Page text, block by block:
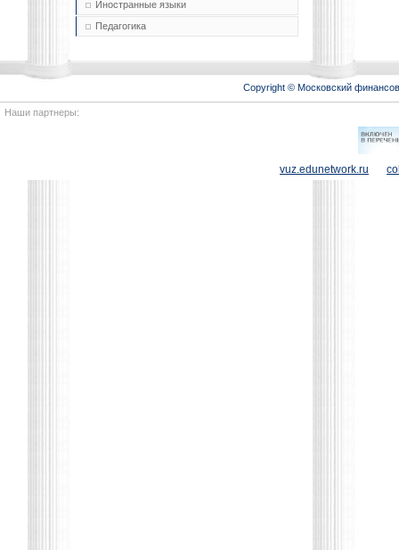
Иностранные языки
Педагогика
Copyright © Московский
Наши партнеры:
vuz.edunetwork.ru